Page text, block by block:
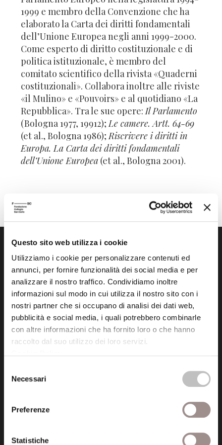
Questo sito web utilizza i cookie
Utilizziamo i cookie per personalizzare contenuti ed
annunci, per fornire funzionalità dei social media e per
analizzare il nostro traffico. Condividiamo inoltre
informazioni sul modo in cui utilizza il nostro sito con i
nostri partner che si occupano di analisi dei dati web,
pubblicità e social media, i quali potrebbero combinarle
con altre informazioni che ha fornito loro o che hanno
raccolto dal suo utilizzo dei loro servizi.
delNecessari
Preferenze
Statistiche
1999 e membro della Convenzione che ha
elaborato la Carta dei diritti fondamentali
dell’Unione Europea negli anni 1999-2000.
Come esperto di diritto costituzionale e di
politica istituzionale, è membro del
comitato scientifico della rivista «Quaderni
costituzionali». Collabora inoltre alle riviste
«il Mulino» e «Pouvoirs» e al quotidiano «La
Repubblica». Tra le sue opere:Il Parlamento
(Bologna 1977, 19912);Le camere. Artt. 64-69
(et al., Bologna 1986);Riscrivere i diritti in
Europa. La Carta dei diritti fondamentali
dell’Unione Europea (et al., Bologna 2001).
Fondazione Collegio San Carlo
Via San Carlo 5
41121 Modena (MO)
P.I. 00641060363
fondazionecollegiosancarlo@legalmail.it